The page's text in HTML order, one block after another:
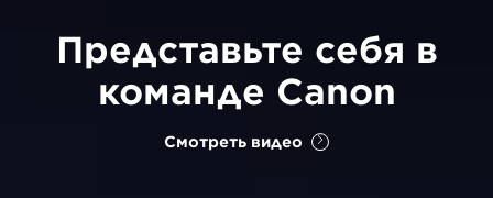
Представьте себя в
команде Canon
Смотреть видео